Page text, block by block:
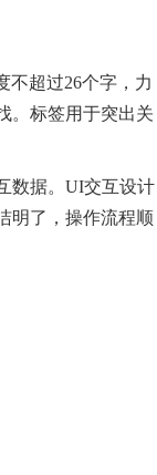
不超过26个字，力
。标签用于突出关
数据。UI交互设计
明了，操作流程顺